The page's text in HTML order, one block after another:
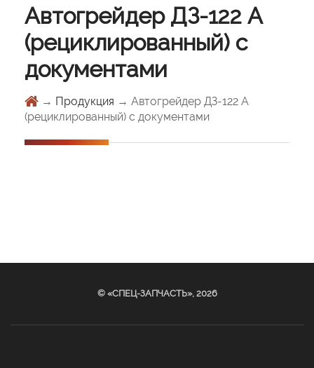
Автогрейдер ДЗ-122 А
(рециклированный) с
документами
→ Продукция → Автогрейдер ДЗ-122 А
(рециклированный) с документами
© «СПЕЦ-ЗАПЧАСТЬ», 2026